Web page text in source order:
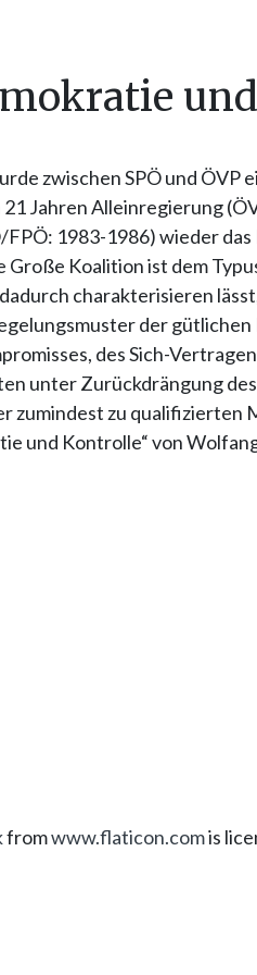
zwischen SPÖ und ÖVP
21 Jahren Alleinregierung
FPÖ: 1983-1986) wieder
Große Koalition ist dem
charakterisieren
der gütlichen
des Sich-
unter Zurückdrängung
zumindest zu
und Kontrolle“ von
fromwww.flaticon.comis